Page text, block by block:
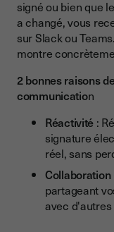
signé ou bien que
a changé, vous
sur Slack ou
montre
2 bonnes raisons
communication
Réactivité :
signature
réel, sans
Collaboration
partageant
avec